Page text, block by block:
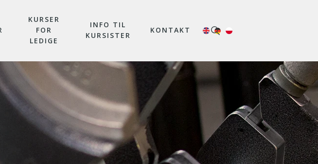
KURSER
FOR
LEDIGE
INFO TIL
KURSISTER
KONTAKT